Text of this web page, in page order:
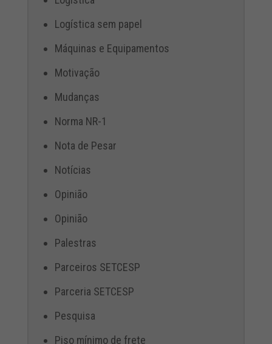
Logística sem papel
Máquinas e Equipamentos
Motivação
Mudanças
Norma NR-1
Nota de Pesar
Notícias
Opinião
Opinião
Palestras
Parceiros SETCESP
Parceria SETCESP
Pesquisa
Piso mínimo de frete